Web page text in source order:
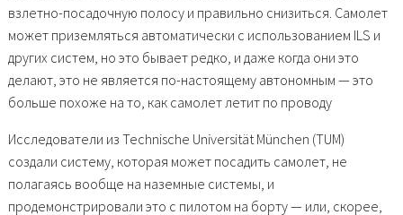
взлетно-посадочную полосу и правильно снизиться. Самолет
может приземляться автоматически с использованием ILS и
других систем, но это бывает редко, и даже когда они это
делают, это не является по-настоящему автономным — это
больше похоже на то, как самолет летит по проводу
Исследователи из Technische Universität München (TUM)
создали систему, которая может посадить самолет, не
полагаясь вообще на наземные системы, и
продемонстрировали это с пилотом на борту — или, скорее,